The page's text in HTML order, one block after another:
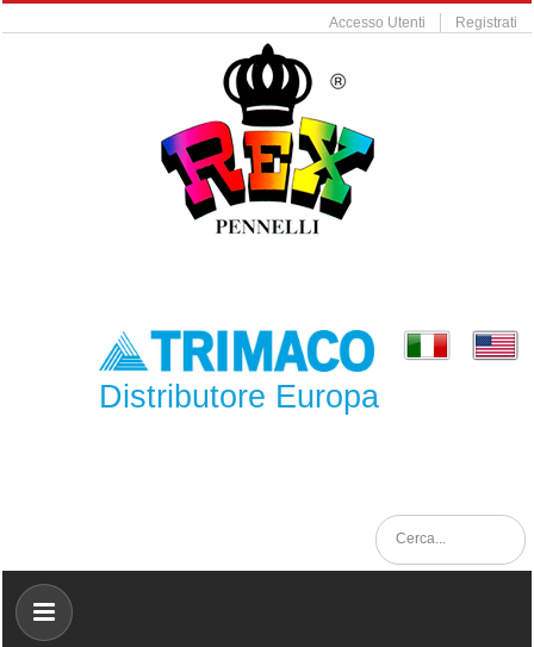
Accesso Utenti Registrati
Distributore Europa